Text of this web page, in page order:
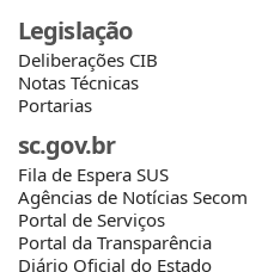
Legislação
Deliberações CIB
Notas Técnicas
Portarias
sc.gov.br
Fila de Espera SUS
Agências de Notícias Secom
Portal de Serviços
Portal da Transparência
Diário Oficial do Estado